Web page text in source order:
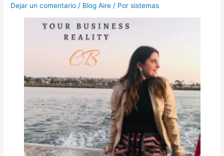
Dejar un comentario / Blog Aire / Porsistemas